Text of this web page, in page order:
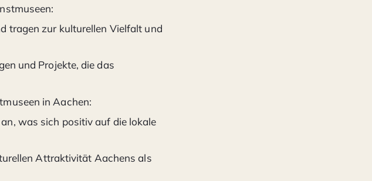
tragen zur kulturellen Vielfalt und
und Projekte, die das
in Aachen:
was sich positiv auf die lokale
Attraktivität Aachens als